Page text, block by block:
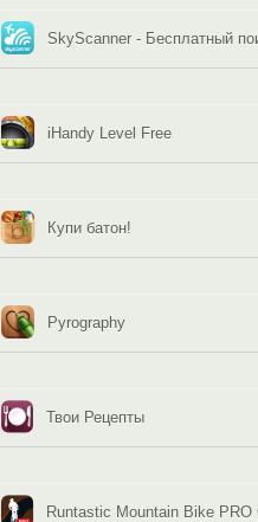
SkyScanner - Бесплатный
iHandy Level Free
Купи батон!
Pyrography
Твои Рецепты
Runtastic Mountain Bike